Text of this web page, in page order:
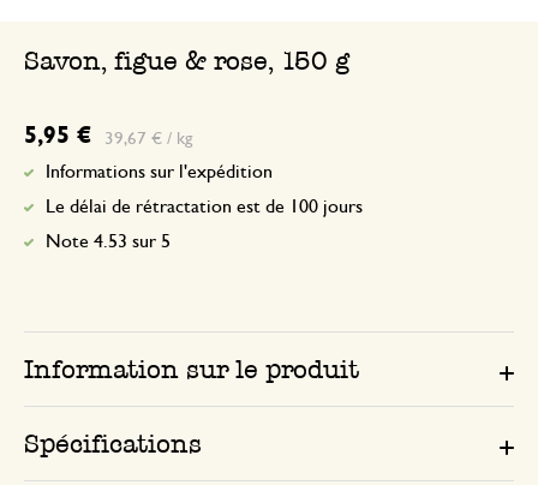
Savon, figue & rose, 150 g
5,95 € 39,67 € / kg
Informations sur l'expédition
Le délai de rétractation est de 100 jours
Note 4.53 sur 5
Information sur le produit
Spécifications